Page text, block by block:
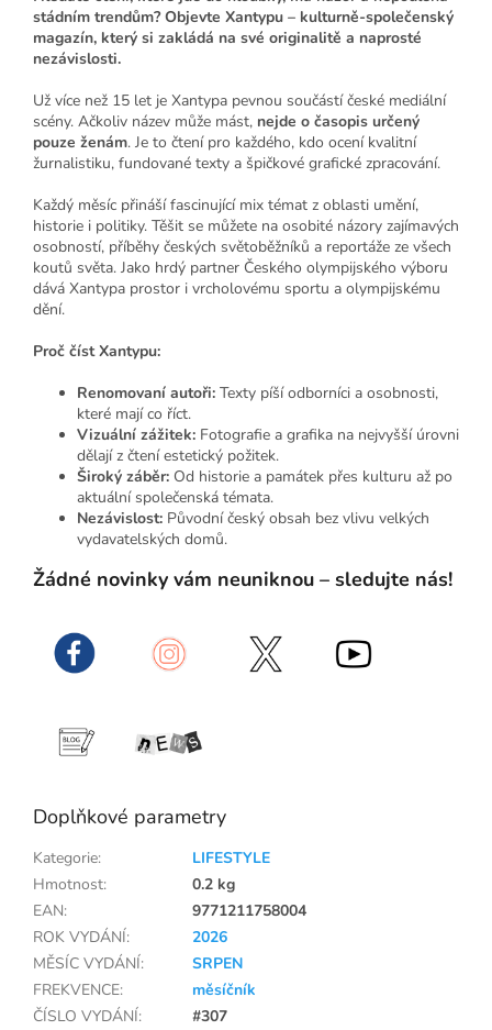
stádním trendům? Objevte Xantypu – kulturně-společenský
magazín, který si zakládá na své originalitě a naprosté
nezávislosti.
Už více než 15 let je Xantypa pevnou součástí české mediální
scény. Ačkoliv název může mást, nejde o časopis určený
pouze ženám. Je to čtení pro každého, kdo ocení kvalitní
žurnalistiku, fundované texty a špičkové grafické zpracování.
Každý měsíc přináší fascinující mix témat z oblasti umění,
historie i politiky. Těšit se můžete na osobité názory zajímavých
osobností, příběhy českých světoběžníků a reportáže ze všech
koutů světa. Jako hrdý partner Českého olympijského výboru
dává Xantypa prostor i vrcholovému sportu a olympijskému
dění.
Proč číst Xantypu:
Renomovaní autoři: Texty píší odborníci a osobnosti,
které mají co říct.
Vizuální zážitek: Fotografie a grafika na nejvyšší úrovni
dělají z čtení estetický požitek.
Široký záběr: Od historie a památek přes kulturu až po
aktuální společenská témata.
Nezávislost: Původní český obsah bez vlivu velkých
vydavatelských domů.
Žádné novinky vám neuniknou – sledujte nás!
Doplňkové parametry
Kategorie:
LIFESTYLE
Hmotnost:
0.2 kg
EAN:
9771211758004
ROK VYDÁNÍ:
2026
MĚSÍC VYDÁNÍ:
SRPEN
FREKVENCE:
měsíčník
ČÍSLO VYDÁNÍ:
#307